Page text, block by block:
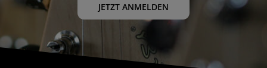
JETZT ANMELDEN